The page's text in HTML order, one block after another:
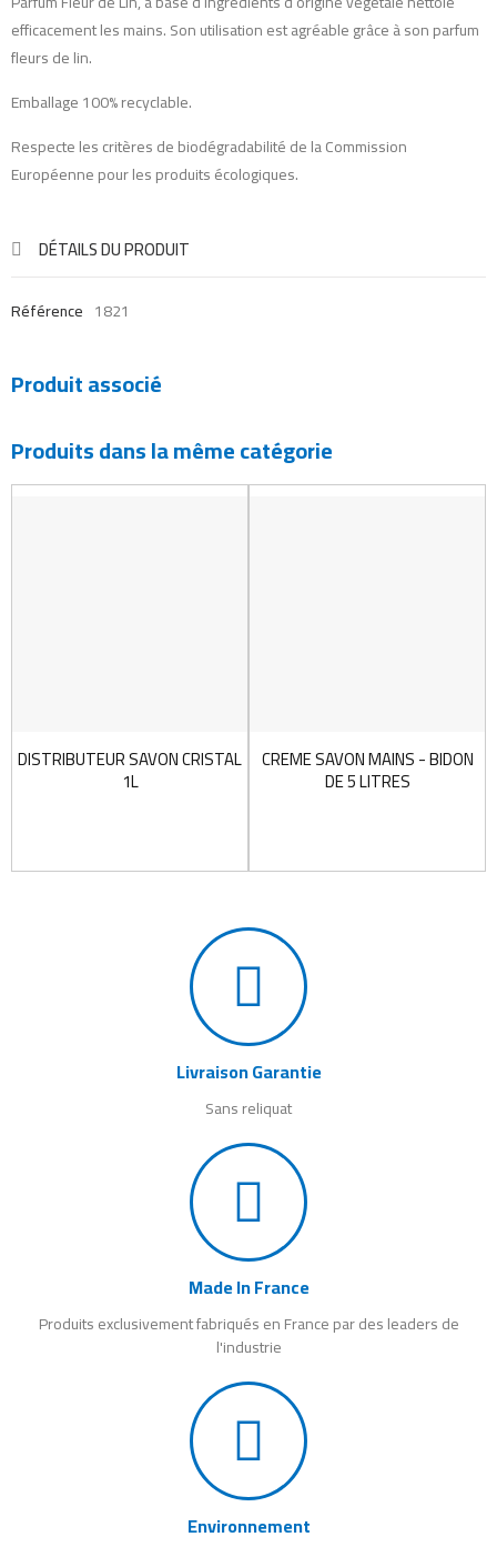
efficacement les mains. Son utilisation est agréable grâce à son parfum
fleurs de lin.
Emballage 100% recyclable.
Respecte les critères de biodégradabilité de la Commission
Européenne pour les produits écologiques.
DÉTAILS DU PRODUIT
Référence 1821
Produit associé
Produits dans la même catégorie
DISTRIBUTEUR SAVON CRISTAL
1L
CREME SAVON MAINS - BIDON
DE 5 LITRES
Livraison Garantie
Sans reliquat
Made In France
Produits exclusivement fabriqués en France par des leaders de
l'industrie
Environnement